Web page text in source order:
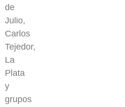
de
Julio,
Carlos
Tejedor,
La
Plata
y
grupos